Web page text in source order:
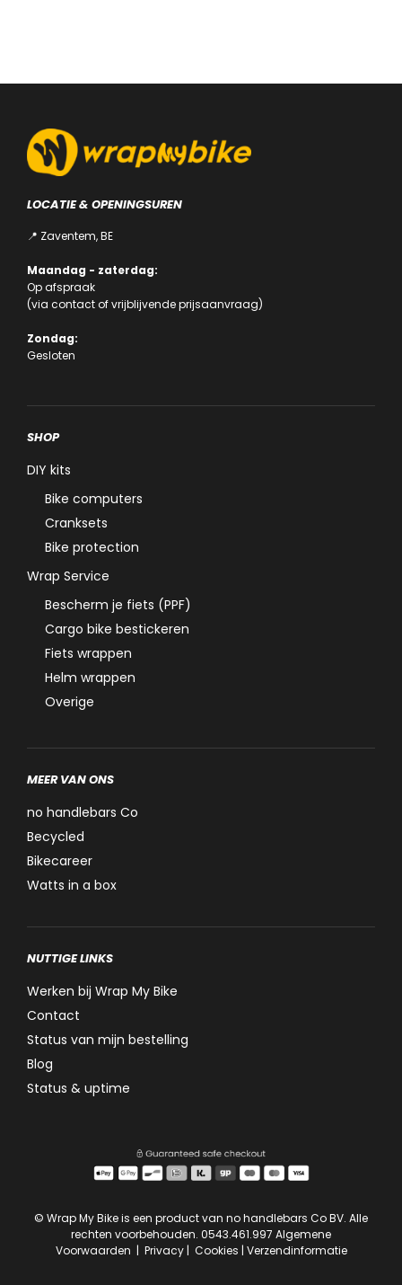
LOCATIE & OPENINGSUREN
📍 Zaventem, BE
Maandag - zaterdag:
Op afspraak
(via contactofvrijblijvende prijsaanvraag)
Zondag:
Gesloten
SHOP
DIY kits
Bike computers
Cranksets
Bike protection
Wrap Service
Bescherm je fiets (PPF)
Cargo bike bestickeren
Fiets wrappen
Helm wrappen
Overige
MEER VAN ONS
no handlebars Co
Becycled
Bikecareer
Watts in a box
NUTTIGE LINKS
Werken bij Wrap My Bike
Contact
Status van mijn bestelling
Blog
Status & uptime
© Wrap My Bike is een product van no handlebars Co BV. Alle
rechten voorbehouden. 0543.461.997 Algemene
Voorwaarden | Privacy| Cookies | Verzendinformatie